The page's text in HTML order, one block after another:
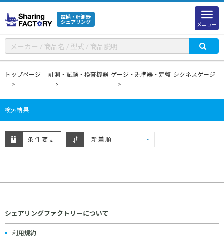
設備・計測器
シェアリング
メニュー
トップページ 計測・試験・検査機器 ゲージ・規準器・定盤 シクネスゲージ
検索結果
条件変更
シェアリングファクトリーについて
利用規約